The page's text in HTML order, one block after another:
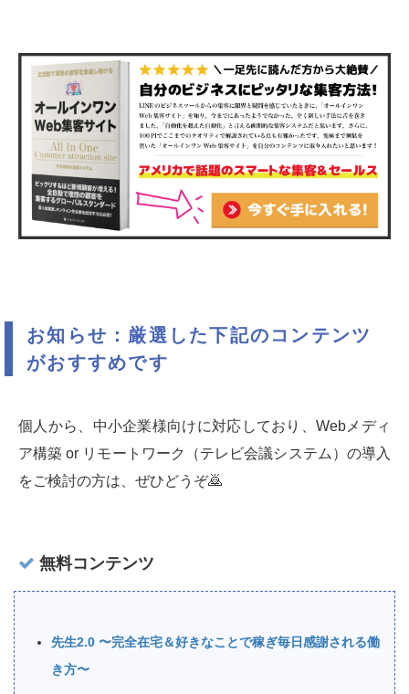
お知らせ：厳選した下記のコンテンツ
がおすすめです
個人から、中小企業様向けに対応しており、Webメディ
ア構築 or リモートワーク（テレビ会議システム）の導入
をご検討の方は、ぜひどうぞ🙇‍
無料コンテンツ
先生2.0 〜完全在宅＆好きなことで稼ぎ毎日感謝される働
き方〜